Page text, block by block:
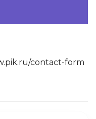
contact-form